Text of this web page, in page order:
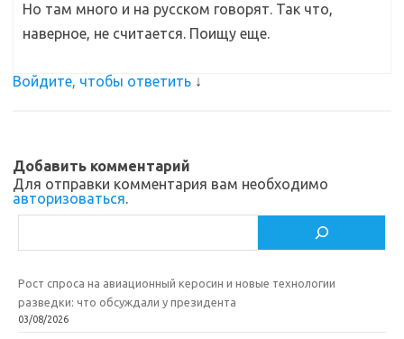
Но там много и на русском говорят. Так что,
наверное, не считается. Поищу еще.
Войдите, чтобы ответить ↓
Добавить комментарий
Для отправки комментария вам необходимо
авторизоваться.
Рост спроса на авиационный керосин и новые технологии
разведки: что обсуждали у президента
03/08/2026